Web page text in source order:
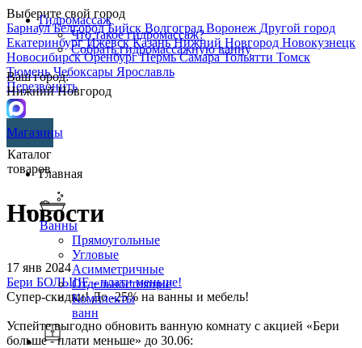
Выберите свой город
БарнаулБелгородБийск ВолгоградВоронеж Другой город
ЕкатеринбургИжевскКазаньНижний Новгород Новокузнецк
НовосибирскОренбургПермьСамараТольятти Томск
ТюменьЧебоксары Ярославль
Перезвонить
Гидромассаж
Что такое гидромассаж?
Собрать гидромассажную ванну
Ваш город:
Нижний Новгород
Магазины
Каталог
товаров
Ванны
Прямоугольные
Угловые
Асимметричные
Отдельностоящие
Комплекты
ванн
Главная
Новости
17 янв 2024
Бери БОЛЬШЕ - плати меньше!
Супер-скидки! До -25% на ванны и мебель!
Успейте выгодно обновить ванную комнату с акцией «Бери
больше - плати меньше» до 30.06: